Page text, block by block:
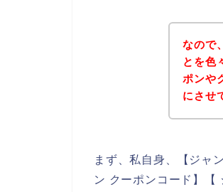
なので
とを色
ポンや
にさせ
まず、私自身、【ジャ
ン クーポンコード】【